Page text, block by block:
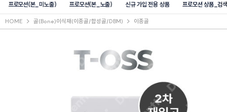
프로모션(본_미노출) 프로모션(본_노출) 신규 가입 전용 상품 프로모션 상품_검
HOME 골(Bone)이식재(이종골/합성골/DBM) 이종골